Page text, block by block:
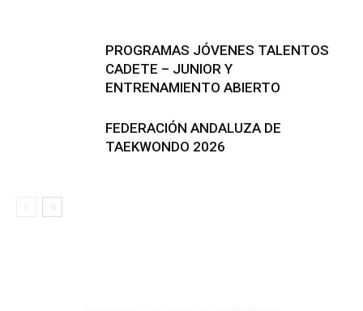
PROGRAMAS JÓVENES TALENTOS
CADETE – JUNIOR Y
ENTRENAMIENTO ABIERTO
FEDERACIÓN ANDALUZA DE
TAEKWONDO 2026